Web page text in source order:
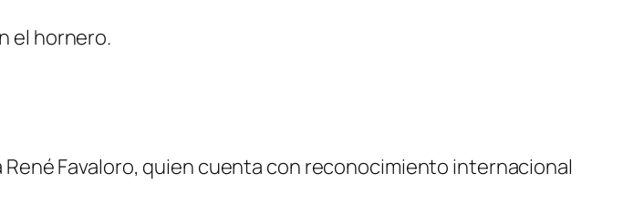
el hornero.
Favaloro, quien cuenta con reconocimiento internacional